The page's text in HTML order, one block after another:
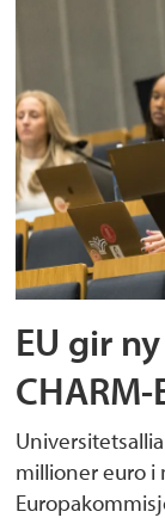
EU gir
CHARM-
millioner euro i